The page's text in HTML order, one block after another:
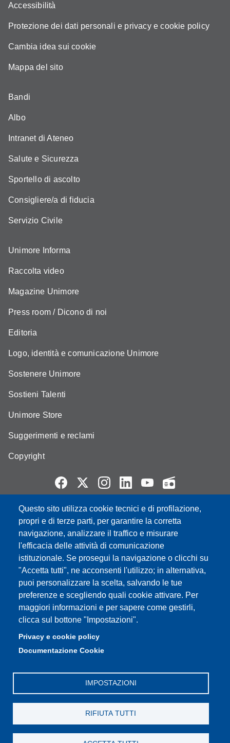
Questo sito utilizza cookie tecnici e di profilazione,
propri e di terze parti, per garantire la corretta
navigazione, analizzare il traffico e misurare
l'efficacia delle attività di comunicazione
istituzionale. Se prosegui la navigazione o clicchi su
"Accetta tutti", ne acconsenti l'utilizzo; in alternativa,
puoi personalizzare la scelta, salvando le tue
preferenze e scegliendo quali cookie attivare. Per
maggiori informazioni e per sapere come gestirli,
clicca sul bottone "Impostazioni".
Privacy e cookie policy
Documentazione Cookie
IMPOSTAZIONI
RIFIUTA TUTTI
Accessibilità
Protezione dei dati personali e privacy e cookie policy
Cambia idea sui cookie
Mappa del sito
Bandi
Albo
Intranet di Ateneo
Salute e Sicurezza
Sportello di ascolto
Consigliere/a di fiducia
Servizio Civile
Unimore Informa
Raccolta video
Magazine Unimore
Press room / Dicono di noi
Editoria
Logo, identità e comunicazione Unimore
Sostenere Unimore
Sostieni Talenti
Unimore Store
Suggerimenti e reclami
Copyright
Partita IVA: 00427620364
e-mail: urp@unimore.it
PEC: primo contatto: urp@pec.unimore.it
Indirizzo ReGIndE per notifica Atti Processuali:
direzionelegale@pec.unimore.it
Sede di Modena: Via Università 4, 41121 Modena, Tel. 059
2056511 - Fax 059 245156
Sede di Reggio Emilia: Viale A. Allegri 9, 42121 Reggio
Emilia, Tel. 0522 523041 - Fax 0522 523045